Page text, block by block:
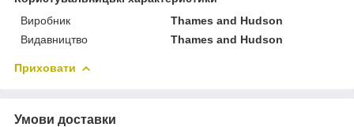
Виробник
Thames and Hudson
Видавництво
Thames and Hudson
Приховати
Умови доставки